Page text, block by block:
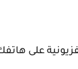
على